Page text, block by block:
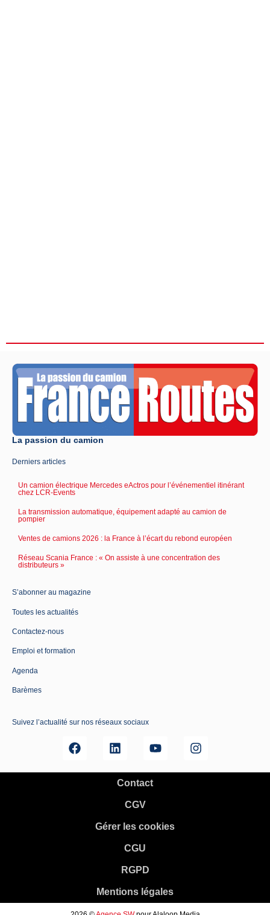
La passion du camion
Derniers articles
Un camion électrique Mercedes eActros pour l’événementiel itinérant
chez LCR-Events
La transmission automatique, équipement adapté au camion de
pompier
Ventes de camions 2026 : la France à l’écart du rebond européen
Réseau Scania France : « On assiste à une concentration des
distributeurs »
S’abonner au magazine
Toutes les actualités
Contactez-nous
Emploi et formation
Agenda
Barèmes
Suivez l’actualité sur nos réseaux sociaux
Contact
CGV
Gérer les cookies
CGU
RGPD
Mentions légales